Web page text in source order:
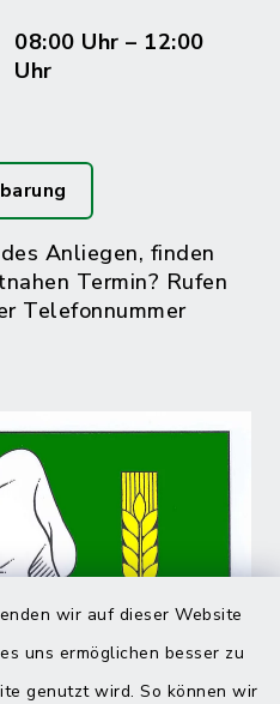
wir auf dieser Website
uns ermöglichen besser zu
genutzt wird. So können wir
08:00 Uhr – 12:00
Uhr
Anliegen, finden
Termin? Rufen
Telefonnummer